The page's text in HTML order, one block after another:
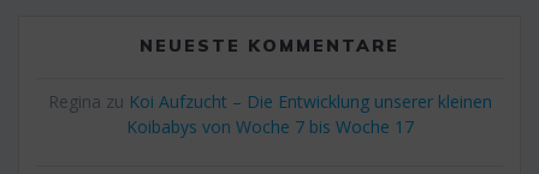
NEUESTE KOMMENTARE
Regina zu Koi Aufzucht – Die Entwicklung unserer kleinen
Koibabys von Woche 7 bis Woche 17